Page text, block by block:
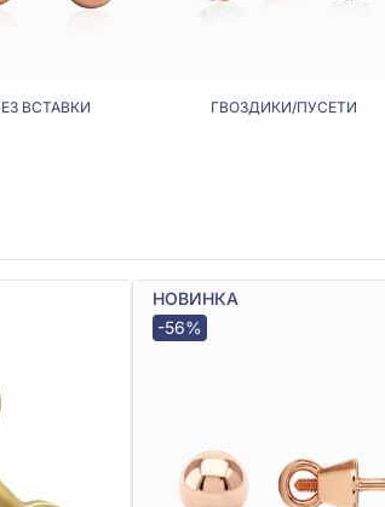
ВСТАВКИ ГВОЗДИКИ/ПУСЕТИ
НОВИНКА
-56%